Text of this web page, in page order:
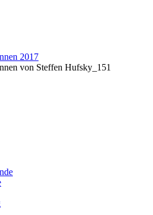
2017
von Steffen Hufsky_151